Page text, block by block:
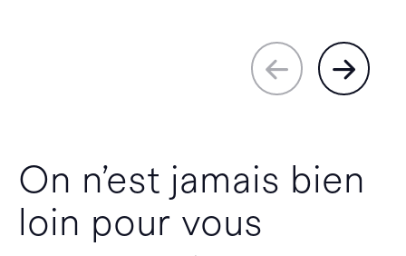
On n’est jamais bien
loin pour vous